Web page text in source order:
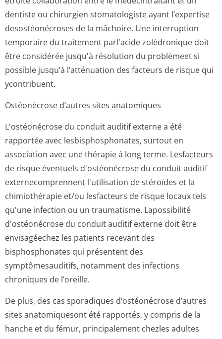
dentiste ou chirurgien stomatologiste ayant l’expertise
desostéonécroses de la mâchoire. Une interruption
temporaire du traitement parl'acide zolédronique doit
être considérée jusqu'à résolution du problèmeet si
possible jusqu’à l’atténuation des facteurs de risque qui
ycontribuent.
Ostéonécrose d’autres sites anatomiques
L'ostéonécrose du conduit auditif externe a été
rapportée avec lesbisphosphonates, surtout en
association avec une thérapie à long terme. Lesfacteurs
de risque éventuels d'ostéonécrose du conduit auditif
externecomprennent l'utilisation de stéroïdes et la
chimiothérapie et/ou lesfacteurs de risque locaux tels
qu'une infection ou un traumatisme. Lapossibilité
d'ostéonécrose du conduit auditif externe doit être
envisagéechez les patients recevant des
bisphosphonates qui présentent des
symptômesauditifs, notamment des infections
chroniques de l’oreille.
De plus, des cas sporadiques d’ostéonécrose d’autres
sites anatomiquesont été rapportés, y compris de la
hanche et du fémur, principalement chezles adultes